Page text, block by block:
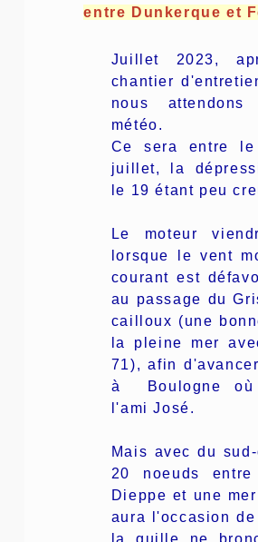
entre Dunkerque et
Juillet 2023,
chantier
nous
météo.
Ce sera entre
juillet, la
le 19 étant peu
Le moteur
lorsque le vent
courant est
au passage du
cailloux (une
la pleine mer
71), afin
à Boulogne où
l'ami José.
Mais avec du
20 noeuds
Dieppe et une
aura l'occasion